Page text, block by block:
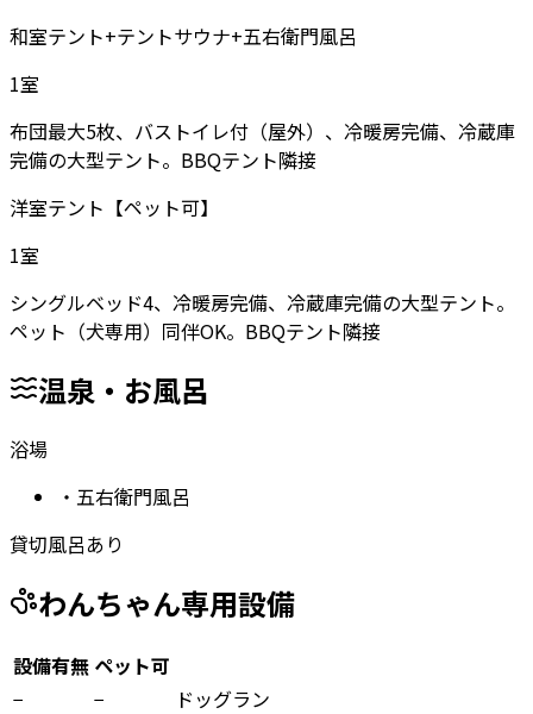
和室テント+テントサウナ+五右衛門風呂
1室
布団最大5枚、バストイレ付（屋外）、冷暖房完備、冷蔵庫
完備の大型テント。BBQテント隣接
洋室テント【ペット可】
1室
シングルベッド4、冷暖房完備、冷蔵庫完備の大型テント。
ペット（犬専用）同伴OK。BBQテント隣接
温泉・お風呂
浴場
・ 五右衛門風呂
貸切風呂あり
わんちゃん専用設備
設備有無 ペット可
−
−
ドッグラン